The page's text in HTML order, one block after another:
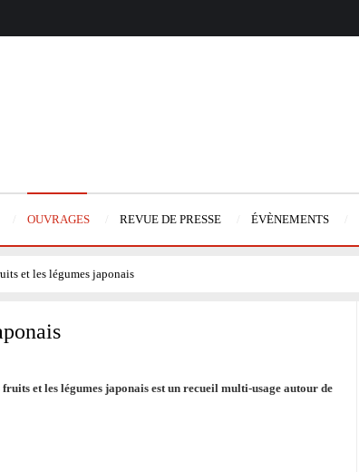
OUVRAGES REVUE DE PRESSE ÉVÈNEMENTS
et les légumes japonais
et les légumes japonais est un recueil multi-usage autour de